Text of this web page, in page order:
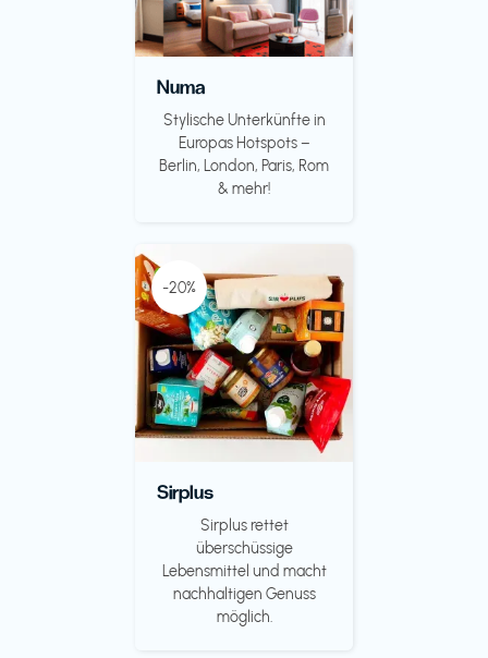
Numa
Stylische Unterkünfte in
Europas Hotspots –
Berlin, London, Paris, Rom
& mehr!
-20%
Sirplus
Sirplus rettet
überschüssige
Lebensmittel und macht
nachhaltigen Genuss
möglich.